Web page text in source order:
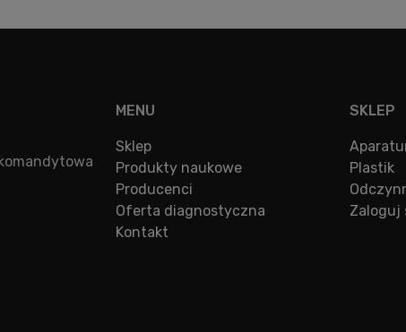
MENU
Sklep
Produkty naukowe
Producenci
Oferta diagnostyczna
Kontakt
SKLEP
Plastik
Zaloguj